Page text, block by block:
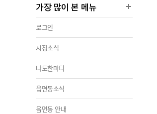
가장 많이 본 메뉴
로그인
시정소식
나도한마디
읍면동소식
읍면동 안내